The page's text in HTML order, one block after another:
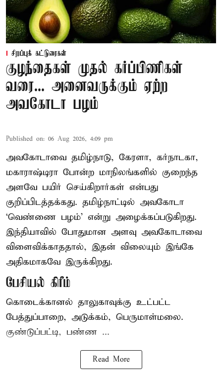
சிறப்புக் கட்டுரைகள்
குழந்தைகள் முதல் கர்ப்பிணிகள்
வரை... அனைவருக்கும் ஏற்ற
அவகோடா பழம்
Published on: 06 Aug 2026, 4:09 pm
அவகோடாவை தமிழ்நாடு, கேரளா, கர்நாடகா,
மகாராஷ்டிரா போன்ற மாநிலங்களில் குறைந்த
அளவே பயிர் செய்கிறார்கள் என்பது
குறிப்பிடத்தக்கது. தமிழ்நாட்டில் அவகோடா
‘வெண்ணை பழம்’ என்று அழைக்கப்படுகிறது.
இந்தியாவில் போதுமான அளவு அவகோடாவை
விளைவிக்காததால், இதன் விலையும் இங்கே
அதிகமாகவே இருக்கிறது.
பேசியல் கிரீம்
கொடைக்கானல் தாலுகாவுக்கு உட்பட்ட
பேத்துப்பாறை, அடுக்கம், பெருமாள்மலை.
குண்டுப்பட்டி, பண்ண ...
Read More